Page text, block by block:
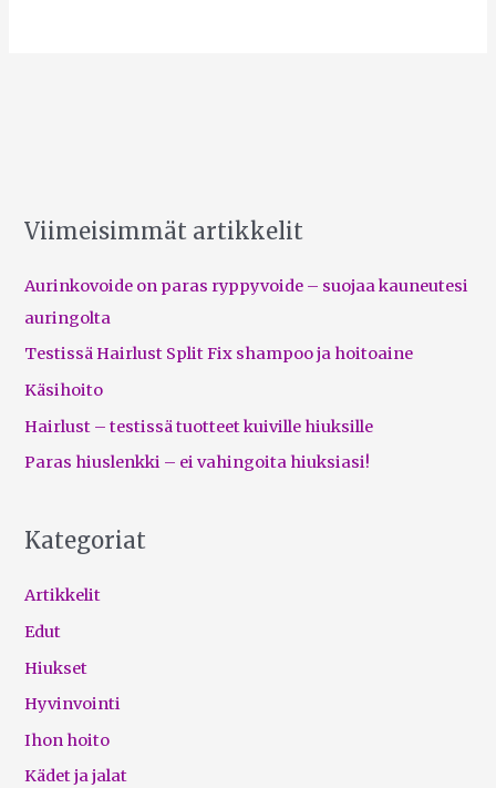
Viimeisimmät artikkelit
Aurinkovoide on paras ryppyvoide – suojaa kauneutesi
auringolta
Testissä Hairlust Split Fix shampoo ja hoitoaine
Käsihoito
Hairlust – testissä tuotteet kuiville hiuksille
Paras hiuslenkki – ei vahingoita hiuksiasi!
Kategoriat
Artikkelit
Edut
Hiukset
Hyvinvointi
Ihon hoito
Kädet ja jalat